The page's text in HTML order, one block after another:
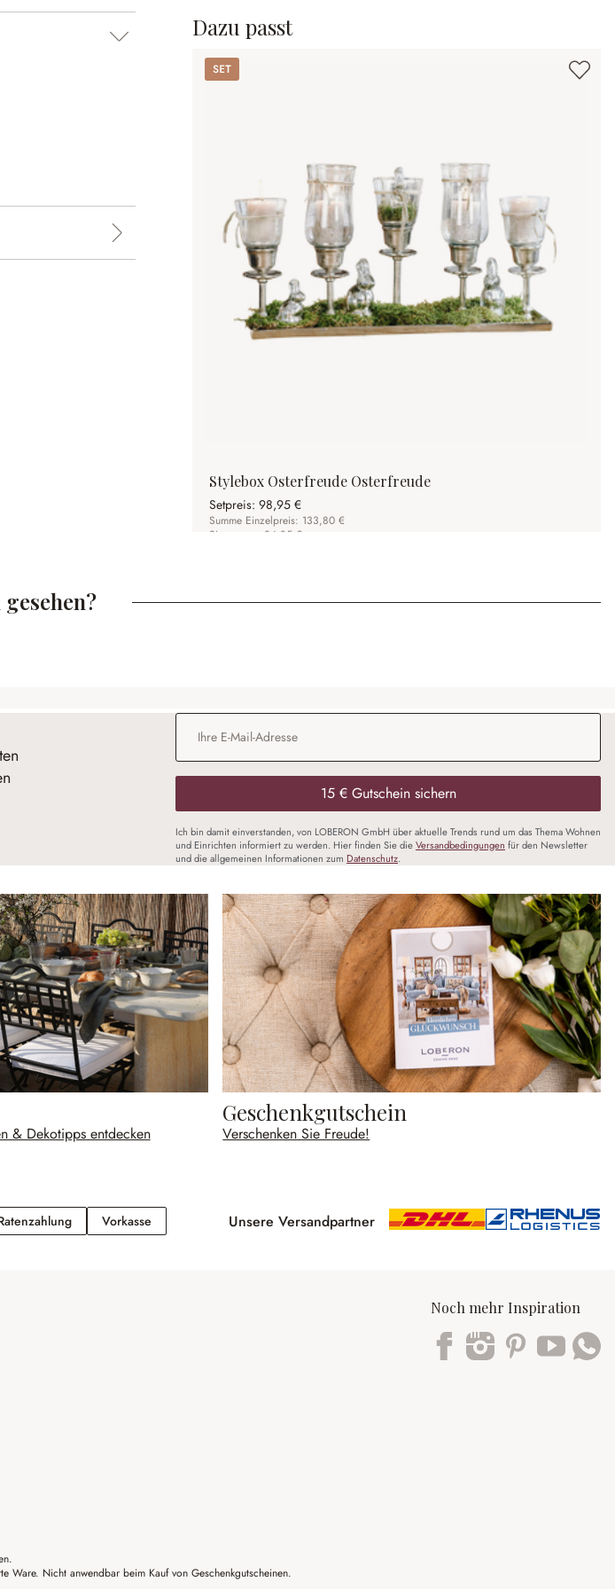
Dazu passt
Set
Stylebox Osterfreude Osterfreude
Setpreis:98,95 €
Summe Einzelpreis: 133,80 €
Sie sparen: 34,85 €
gesehen?
E-Mail-Adresse
15 € Gutschein sichern
Ich bin damit einverstanden, von LOBERON GmbH über aktuelle Trends rund um das Thema Wohnen
und Einrichten informiert zu werden. Hier finden Sie dieVersandbedingungen für den Newsletter
und die allgemeinen Informationen zum Datenschutz.
& Dekotipps entdecken
Geschenkgutschein
Verschenken Sie Freude!
Ratenzahlung
VorkasseVorkasse Unsere Versandpartner
Noch mehr Inspiration
Nicht anwendbar beim Kauf von Geschenkgutscheinen.